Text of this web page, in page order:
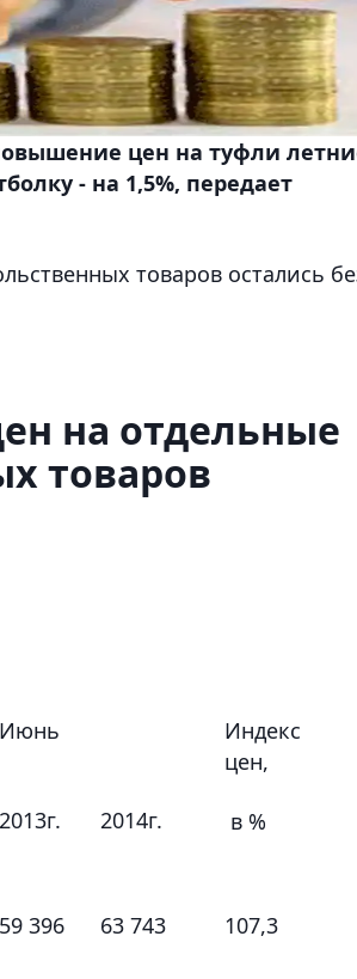
цен на туфли
- на 1,5%, передает
товаров остались
на отдельные
товаров
Июнь
Индекс
цен,
в %
2013г. 2014г.
59 396 63 743 107,3